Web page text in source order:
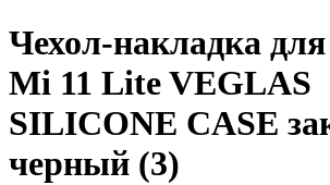
Чехол-накладка
Mi 11 Lite VEGLAS
SILICONE CASE
черный (3)